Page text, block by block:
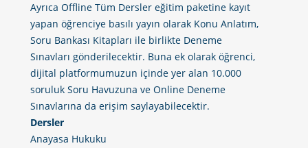
Ayrıca Offline Tüm Dersler eğitim paketine kayıt
yapan öğrenciye basılı yayın olarak Konu Anlatım,
Soru Bankası Kitapları ile birlikte Deneme
Sınavları gönderilecektir. Buna ek olarak öğrenci,
dijital platformumuzun içinde yer alan 10.000
soruluk Soru Havuzuna ve Online Deneme
Sınavlarına da erişim saylayabilecektir.
Dersler
Anayasa Hukuku